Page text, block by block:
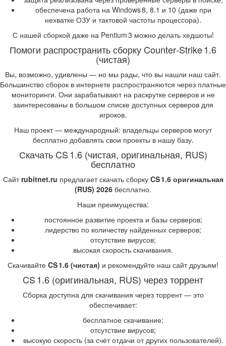
обеспечена работа на Windows 8, 8.1 и 10 (даже при
нехватке ОЗУ и тактовой частоты процессора).
С нашей сборкой даже на Pentium 3 можно делать хедшоты!
Помоги распространить сборку Counter‑Strike 1.6
(чистая)
Вы, возможно, удивлены — но мы рады, что вы нашли наш сайт.
Большинство сборок в интернете распространяются через платные
мониторинги. Они зарабатывают на раскрутке серверов и не
заинтересованы в большом списке доступных серверов для
игроков.
Наш проект — международный: владельцы серверов могут
бесплатно добавлять свои проекты в нашу базу.
Скачать CS 1.6 (чистая, оригинальная, RUS)
бесплатно
Сайтrubitnet.ru предлагает скачать сборку CS 1.6 оригинальная
(RUS) 2026 бесплатно.
Наши преимущества:
постоянное развитие проекта и базы серверов;
лидерство по количеству найденных серверов;
отсутствие вирусов;
высокая скорость скачивания.
Скачивайте CS 1.6 (чистая) и рекомендуйте наш сайт друзьям!
CS 1.6 (оригинальная, RUS) через торрент
Сборка доступна для скачивания через торрент — это
обеспечивает:
бесплатное скачивание;
отсутствие вирусов;
высокую скорость (за счёт отдачи от других пользователей).